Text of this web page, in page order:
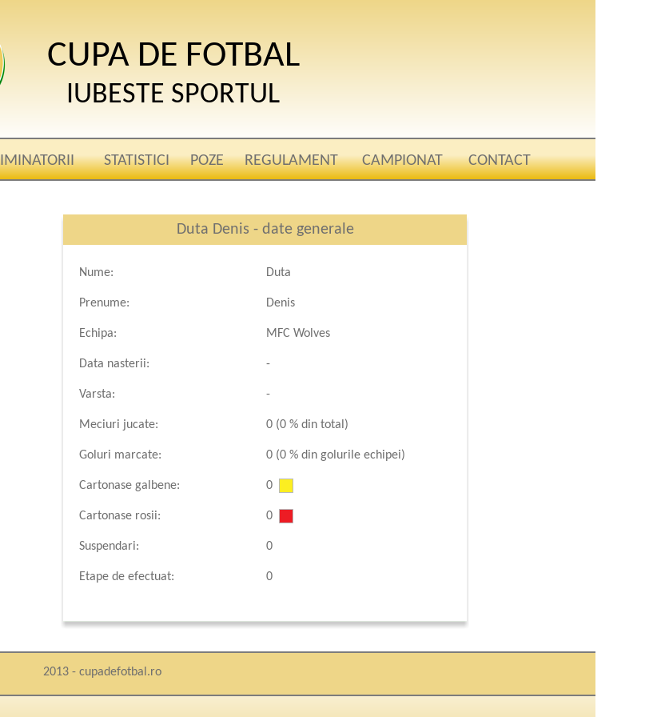
CUPA DE FOTBAL
IUBESTE SPORTUL
STATISTICI POZE REGULAMENT CAMPIONAT CONTACT
Duta Denis - date generale
Nume:
Prenume:
Echipa:
Data nasterii:
Varsta:
Meciuri jucate:
Goluri marcate:
Cartonase galbene:
Cartonase rosii:
Suspendari:
Etape de efectuat:
Duta
Denis
MFC Wolves
-
-
0 (0 % din total)
0 (0 % din golurile echipei)
0
0
0
0
2013 - cupadefotbal.ro